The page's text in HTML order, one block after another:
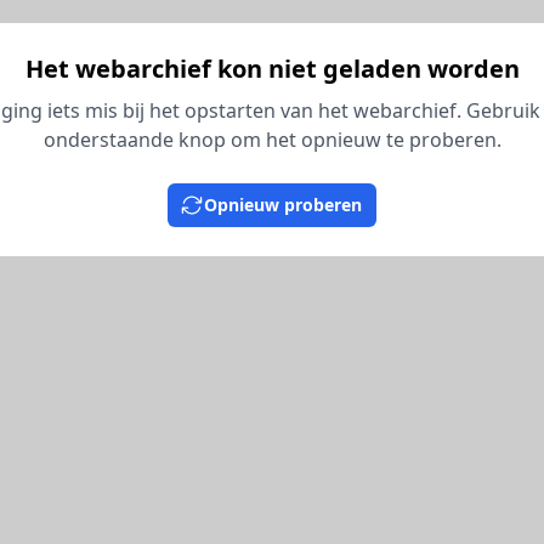
Het webarchief kon niet geladen worden
iets mis bij het opstarten van het webarchief. Gebruik
onderstaande knop om het opnieuw te proberen.
Opnieuw proberen